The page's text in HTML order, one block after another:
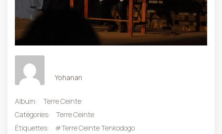
Yohanan
Album:
Terre Ceinte
Catégories:
Terre Ceinte
Étiquettes:
#Terre Ceinte Tenkodogo